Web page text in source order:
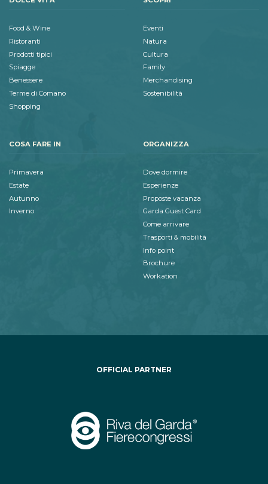
Food & Wine
Ristoranti
Prodotti tipici
Spiagge
Benessere
Terme di Comano
Shopping
Eventi
Natura
Cultura
Family
Merchandising
Sostenibilità
COSA FARE IN
Primavera
Estate
Autunno
Inverno
ORGANIZZA
Dove dormire
Esperienze
Proposte vacanza
Garda Guest Card
Come arrivare
Trasporti & mobilità
Info point
Brochure
Workation
OFFICIAL PARTNER